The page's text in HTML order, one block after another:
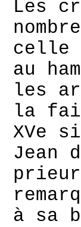
Les
celle
au
les
la
XVe
Jean
à sa